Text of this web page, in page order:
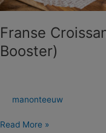
Franse
Booster)
manonteeuw
Read More »